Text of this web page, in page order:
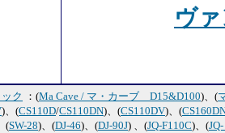
ヴ
ク ：(Ma Cave / マ・カーブ D15&D100)、(
)、(CS110D/CS110DN)、(CS110DV)、(
(SW-28)、(DJ-46)、(DJ-90J) 、(JQ-F110C)、(